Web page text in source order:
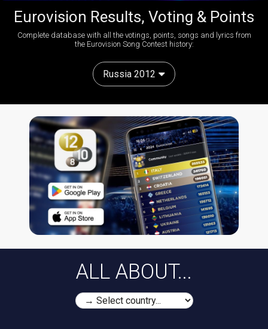
Eurovision Results, Voting & Points
Complete database with all the votings, points, songs and lyrics from
the Eurovision Song Contest history:
Russia 2012
ALL ABOUT...